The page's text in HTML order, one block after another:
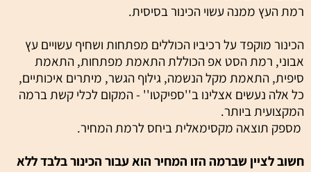
רמת העץ ממנה עשוי הכינור בסיסית.
הכינור מוקפד על רכיביו הכוללים מפתחות ושחיף עשויים עץ
אבוני, רמת הסט אפ הכוללת התאמת מפתחות, התאמת
סיפית, התאמת מקל הנשמה, גילוף הגשר, מיתרים איכותיים,
כל אלה נעשים אצלינו ב''ספיקטו'' - המקום לכלי קשת ברמה
המקצועית ביותר.
מספק תוצאה מקסימאלית ביחס לרמת המחיר.
חשוב לציין שברמה הזו המחיר הוא עבור הכינור בלבד ללא